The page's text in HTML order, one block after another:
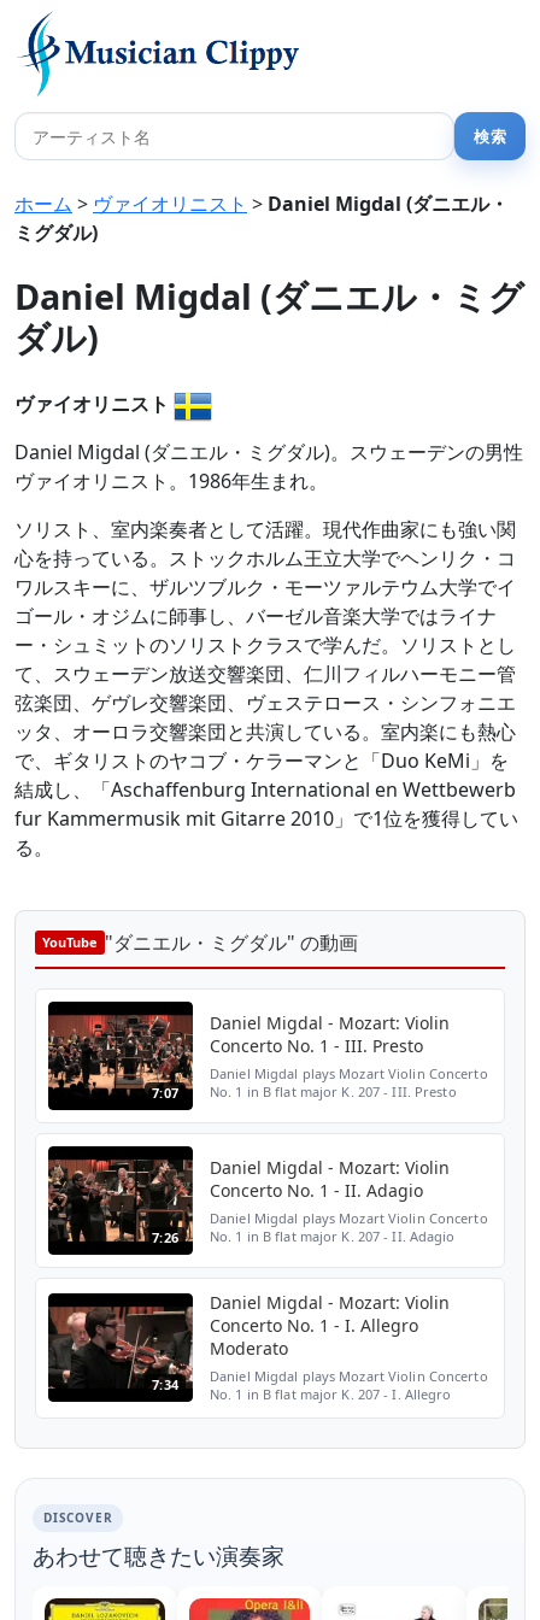
ホーム > ヴァイオリニスト > Daniel Migdal (ダニエル・
ミグダル)
Daniel Migdal (ダニエル・ミグ
ダル)
ヴァイオリニスト
Daniel Migdal (ダニエル・ミグダル)。スウェーデンの男性
ヴァイオリニスト。1986年生まれ。
ソリスト、室内楽奏者として活躍。現代作曲家にも強い関
心を持っている。ストックホルム王立大学でヘンリク・コ
ワルスキーに、ザルツブルク・モーツァルテウム大学でイ
ゴール・オジムに師事し、バーゼル音楽大学ではライナ
ー・シュミットのソリストクラスで学んだ。ソリストとし
て、スウェーデン放送交響楽団、仁川フィルハーモニー管
弦楽団、ゲヴレ交響楽団、ヴェステロース・シンフォニエ
ッタ、オーロラ交響楽団と共演している。室内楽にも熱心
で、ギタリストのヤコブ・ケラーマンと「Duo KeMi」を
結成し、「Aschaffenburg International en Wettbewerb
fur Kammermusik mit Gitarre 2010」で1位を獲得してい
る。
YouTube "ダニエル・ミグダル" の動画
7:07
Daniel Migdal - Mozart: Violin
Concerto No. 1 - III. Presto
Daniel Migdal plays Mozart Violin Concerto
No. 1 in B flat major K. 207 - III. Presto
7:26
Daniel Migdal - Mozart: Violin
Concerto No. 1 - II. Adagio
Daniel Migdal plays Mozart Violin Concerto
No. 1 in B flat major K. 207 - II. Adagio
7:34
Daniel Migdal - Mozart: Violin
Concerto No. 1 - I. Allegro
Moderato
Daniel Migdal plays Mozart Violin Concerto
No. 1 in B flat major K. 207 - I. Allegro
DISCOVER
あわせて聴きたい演奏家